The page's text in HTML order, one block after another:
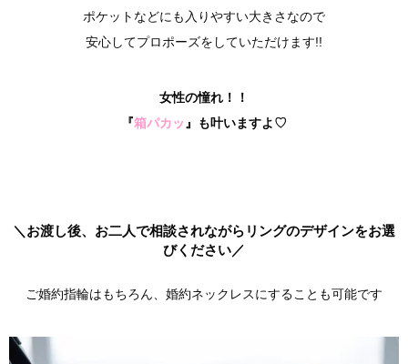
ポケットなどにも入りやすい大きさなので
安心してプロポーズをしていただけます!!
女性の憧れ！！
『箱パカッ』も叶いますよ♡
＼お渡し後、お二人で相談されながらリングのデザインをお選
びください／
ご婚約指輪はもちろん、婚約ネックレスにすることも可能です